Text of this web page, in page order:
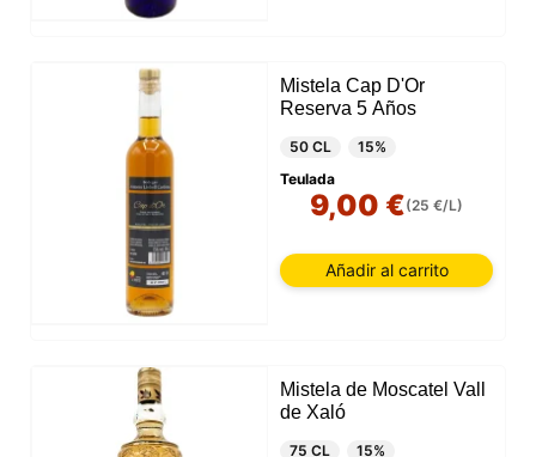
Mistela Cap D'Or
Reserva 5 Años
50 CL
15%
Teulada
9,00 €(25 €/L)
Añadir al carrito
Mistela de Moscatel Vall
de Xaló
75 CL
15%